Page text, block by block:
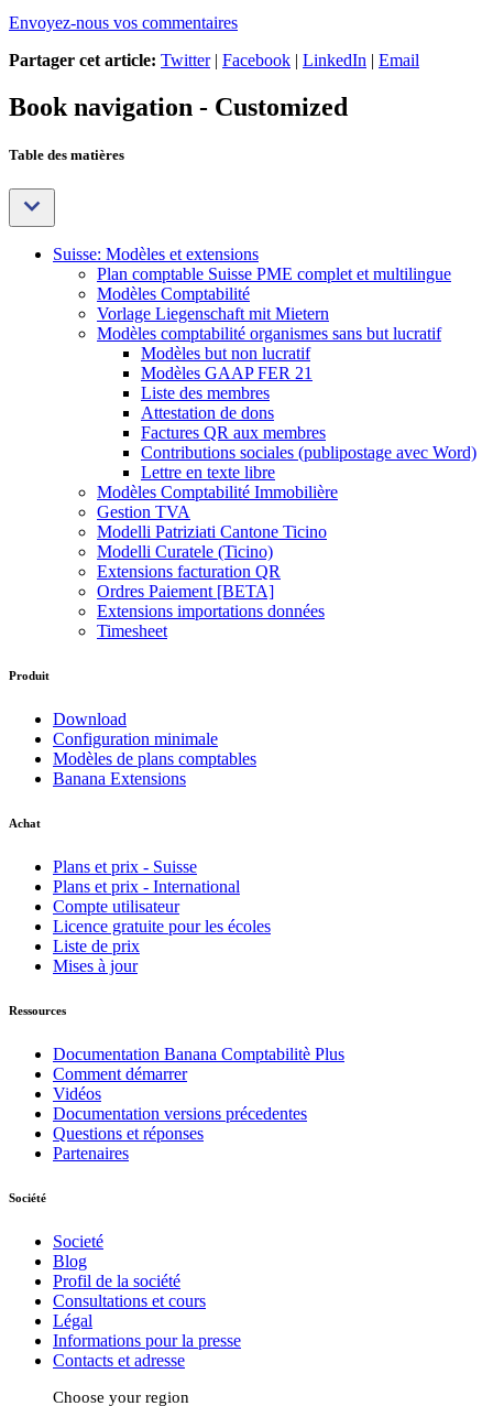
Envoyez-nous vos commentaires
Partager cet article: Twitter| Facebook | LinkedIn | Email
Book navigation - Customized
Table des matières
Suisse: Modèles et extensions
Plan comptable Suisse PME complet et multilingue
Modèles Comptabilité
Vorlage Liegenschaft mit Mietern
Modèles comptabilité organismes sans but lucratif
Modèles but non lucratif
Modèles GAAP FER 21
Liste des membres
Attestation de dons
Factures QR aux membres
Contributions sociales (publipostage avec Word)
Lettre en texte libre
Modèles Comptabilité Immobilière
Gestion TVA
Modelli Patriziati Cantone Ticino
Modelli Curatele (Ticino)
Extensions facturation QR
Ordres Paiement [BETA]
Extensions importations données
Timesheet
Produit
Download
Configuration minimale
Modèles de plans comptables
Banana Extensions
Achat
Plans et prix - Suisse
Plans et prix - International
Compte utilisateur
Licence gratuite pour les écoles
Liste de prix
Mises à jour
Ressources
Documentation Banana Comptabilitè Plus
Comment démarrer
Vidéos
Documentation versions précedentes
Questions et réponses
Partenaires
Société
Societé
Blog
Profil de la société
Consultations et cours
Légal
Informations pour la presse
Contacts et adresse
Choose your region